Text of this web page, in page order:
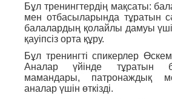
Бұл тренингтердің мақсаты:
мен отбасыларында тұратын
балалардың қолайлы дамуы
қауіпсіз орта құру.
Бұл тренингті спикерлер
Аналар үйінде тұратын
мамандары, патронаждық
аналар үшін өткізді.